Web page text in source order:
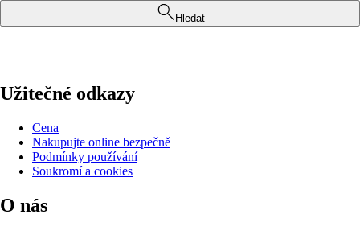
Hledat
Užitečné odkazy
Cena
Nakupujte online bezpečně
Podmínky používání
Soukromí a cookies
O nás